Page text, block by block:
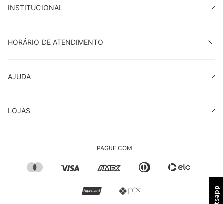
INSTITUCIONAL
HORÁRIO DE ATENDIMENTO
AJUDA
LOJAS
PAGUE COM